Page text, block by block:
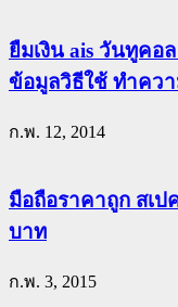
ยืมเงิน ais วันทูคอ
ข้อมูลวิธีใช้ ทำควา
ก.พ. 12, 2014
มือถือราคาถูก สเป
บาท
ก.พ. 3, 2015